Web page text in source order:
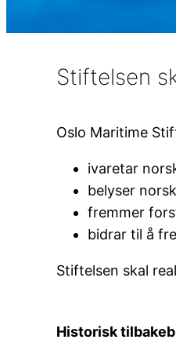
Stiftelsen
Oslo Maritime
ivaretar
belyser
fremmer
bidrar til å
Stiftelsen skal
Historisk